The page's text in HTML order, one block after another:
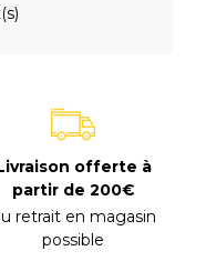
offerte à
partir de 200€
retrait en magasin
possible